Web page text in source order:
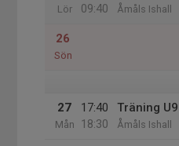
Lör
09:40
Åmåls Ishall
26
Sön
27
Mån
17:40
18:30
Träning U9
Åmåls Ishall